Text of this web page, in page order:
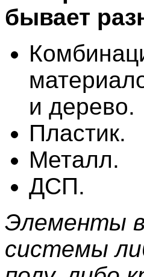
бывает
и дерево.
Пластик.
Металл.
ДСП.
Элементы
системы